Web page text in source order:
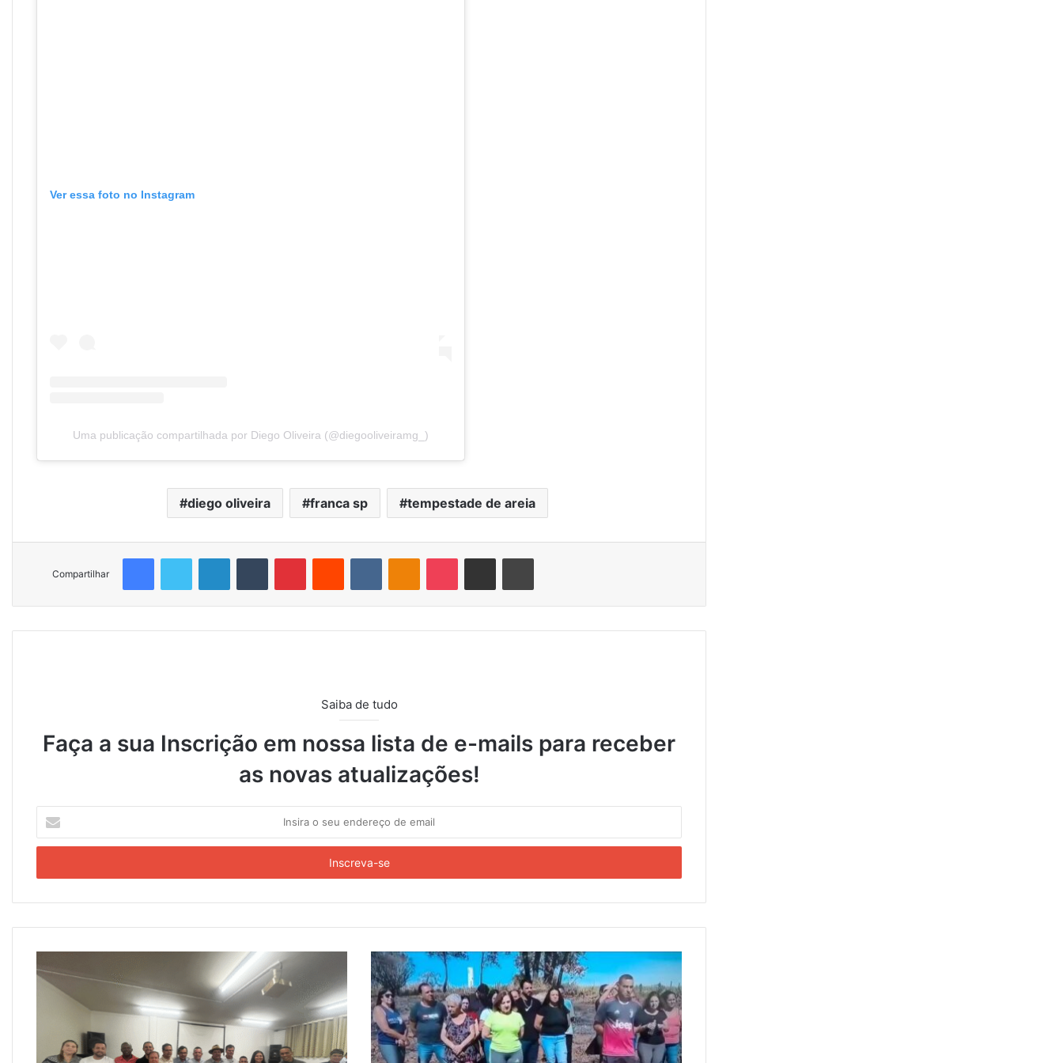
Ver essa foto no Instagram
Uma publicação compartilhada por Diego Oliveira (@diegooliveiramg_)
diego oliveira franca sp tempestade de areia
Compartilhar
FacebookTwitter LinkedinTumblr PinterestReddit VK OK Pocket Compartilhar via e-mail Imprimir
Saiba de tudo
Faça a sua Inscrição em nossa lista de e-mails para receber
as novas atualizações!
seu
de